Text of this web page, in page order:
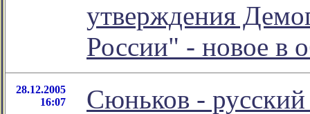
утверждения
России" - новое в
28.12.2005
16:07
Сюньков - русский